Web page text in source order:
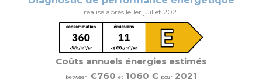
réalisé après le 1er juillet 2021
Coûts annuels énergies estimés
between €760 et 1060 € pour 2021